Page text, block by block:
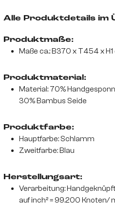
Alle Produktdetails im
Produktmaße:
Maße ca.: B370 x T454 x
Produktmaterial:
Material: 70%
30% Bambus Seide
Produktfarbe:
Hauptfarbe: Schlamm
Zweitfarbe: Blau
Herstellungsart:
Verarbeitung:
auf inch² = 99.200 Knoten/